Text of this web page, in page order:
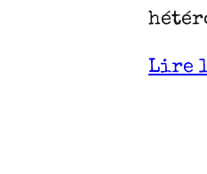
Lire